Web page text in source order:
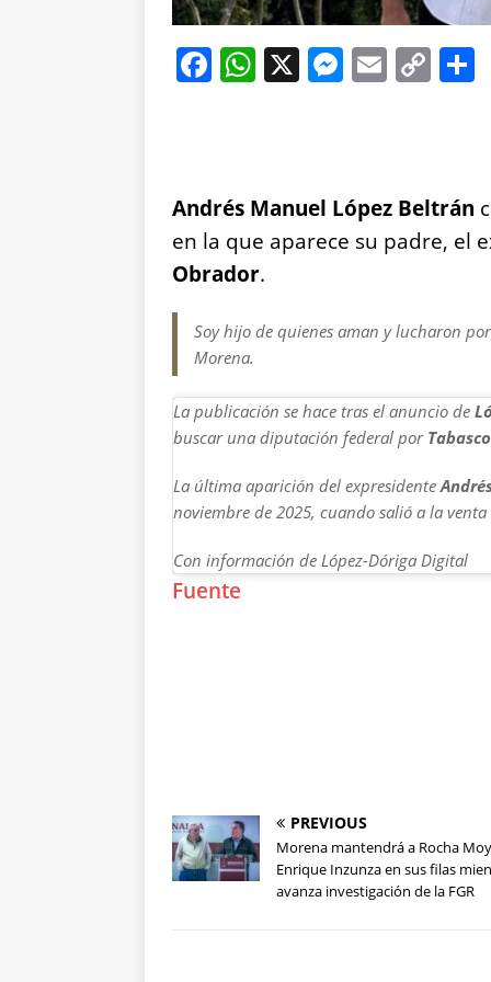
F
b
o
o
W
A
p
p
X M
n
g
E C
Li
n
Andrés Manuel López Beltrán
en la que aparece su padre, el
Obrador.
Soy hijo de quienes aman y lucharon
Morena.
La publicación se hace tras el anuncio de
buscar una diputación federal por Tabasco
La última aparición del expresidente
noviembre de 2025, cuando salió a la venta
Con información de López-Dóriga Digital
Fuente
PREVIOUS
Morena mantendrá a Rocha
Enrique Inzunza en sus filas
avanza investigación de la FGR